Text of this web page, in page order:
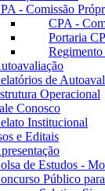
- Comissão
CPA -
Portaria
de
Operacional
Conosco
Institucional
e Editais
de Estudos -
Público